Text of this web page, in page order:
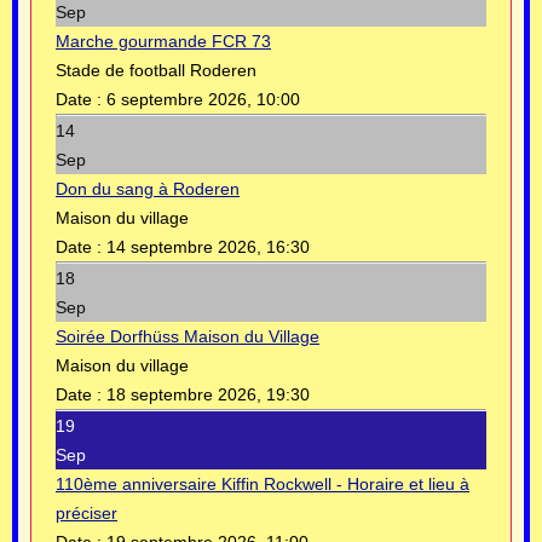
Sep
Marche gourmande FCR 73
Stade de football Roderen
Date : 6 septembre 2026, 10:00
14
Sep
Don du sang à Roderen
Maison du village
Date : 14 septembre 2026, 16:30
18
Sep
Soirée Dorfhüss Maison du Village
Maison du village
Date : 18 septembre 2026, 19:30
19
Sep
110ème anniversaire Kiffin Rockwell - Horaire et lieu à
préciser